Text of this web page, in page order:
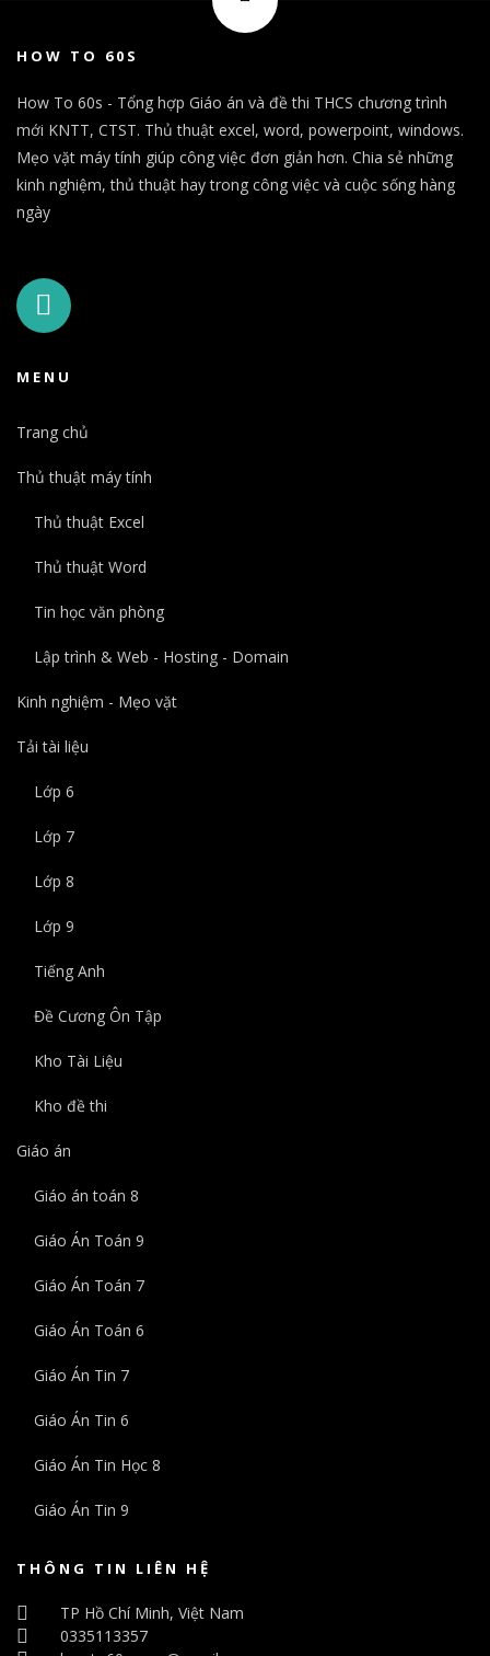
HOW TO 60S
How To 60s - Tổng hợp Giáo án và đề thi THCS chương trình
mới KNTT, CTST. Thủ thuật excel, word, powerpoint, windows.
Mẹo vặt máy tính giúp công việc đơn giản hơn. Chia sẻ những
kinh nghiệm, thủ thuật hay trong công việc và cuộc sống hàng
ngày
MENU
Trang chủ
Thủ thuật máy tính
Thủ thuật Excel
Thủ thuật Word
Tin học văn phòng
Lập trình & Web - Hosting - Domain
Kinh nghiệm - Mẹo vặt
Tải tài liệu
Lớp 6
Lớp 7
Lớp 8
Lớp 9
Tiếng Anh
Đề Cương Ôn Tập
Kho Tài Liệu
Kho đề thi
Giáo án
Giáo án toán 8
Giáo Án Toán 9
Giáo Án Toán 7
Giáo Án Toán 6
Giáo Án Tin 7
Giáo Án Tin 6
Giáo Án Tin Học 8
Giáo Án Tin 9
THÔNG TIN LIÊN HỆ
TP Hồ Chí Minh, Việt Nam
0335113357